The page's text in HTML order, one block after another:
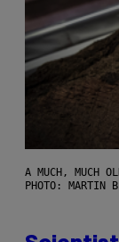
A MUCH, MUCH
PHOTO: MARTIN